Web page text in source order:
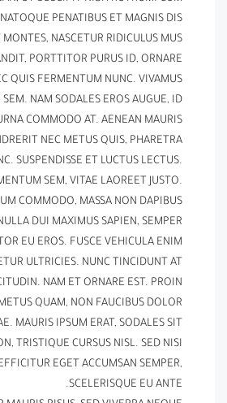
PENATIBUS ET MAGNIS DIS
NASCETUR RIDICULUS MUS.
PORTTITOR PURUS ID, ORNARE
QUIS FERMENTUM NUNC. VIVAMUS
SEM. NAM SODALES EROS AUGUE, ID
COMMODO AT. AENEAN MAURIS
NEC METUS QUIS, PHARETRA
SUSPENDISSE ET LUCTUS LECTUS.
SEM, VITAE LAOREET JUSTO.
COMMODO, MASSA NON DAPIBUS
DUI MAXIMUS SAPIEN, SEMPER
EU EROS. FUSCE VEHICULA ENIM
ULTRICIES. NUNC TINCIDUNT AT
NAM ET ORNARE EST. PROIN
QUAM, NON FAUCIBUS DOLOR
MAURIS IPSUM ERAT, SODALES SIT
TRISTIQUE CURSUS NISL. SED NISI
EGET ACCUMSAN SEMPER,
SCELERISQUE EU ANTE.